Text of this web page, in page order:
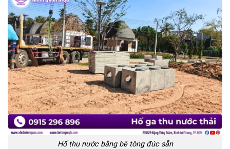
Hố thu nước bằng bê tông đúc sẵn